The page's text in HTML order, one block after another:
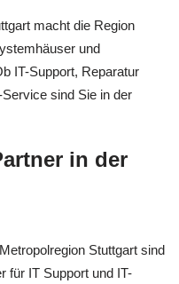
macht die Region
und
IT-Support, Reparatur
sind Sie in der
in der
Stuttgart sind
für IT Support und IT-